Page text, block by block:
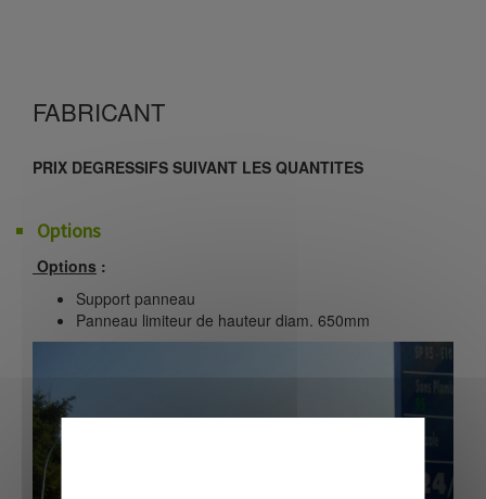
FABRICANT
PRIX DEGRESSIFS SUIVANT LES QUANTITES
Options
Options :
Support panneau
Panneau limiteur de hauteur diam. 650mm